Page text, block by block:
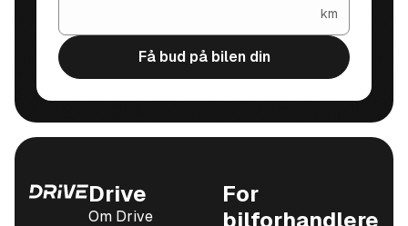
km
Få bud på bilen din
Drive
Om Drive
For
bilforhandlere